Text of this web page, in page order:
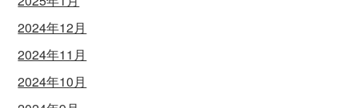
2024年12月
2024年11月
2024年10月